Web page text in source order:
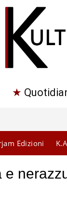
★
Edizioni
e